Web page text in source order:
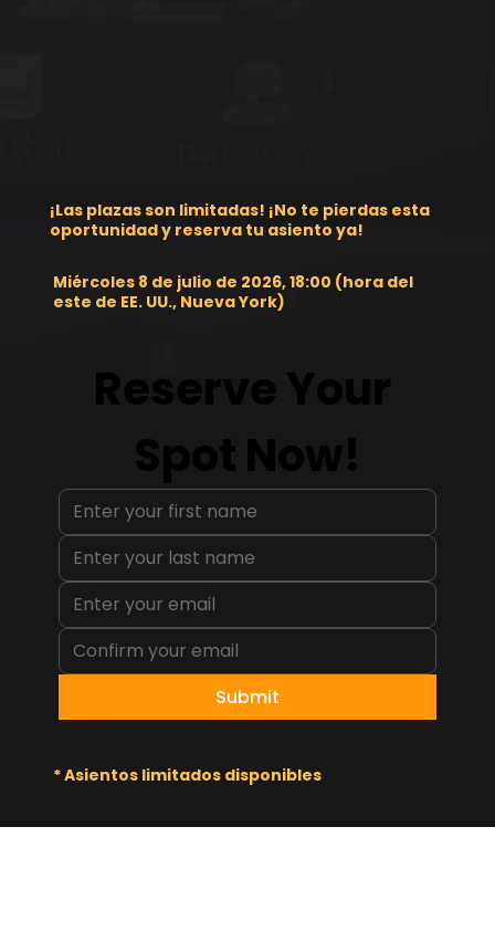
¡Las plazas son limitadas! ¡No te pierdas esta
oportunidad y reserva tu asiento ya!
Miércoles 8 de julio de 2026, 18:00 (hora del
este de EE. UU., Nueva York)
Reserve Your
Submit
* Asientos limitados disponibles